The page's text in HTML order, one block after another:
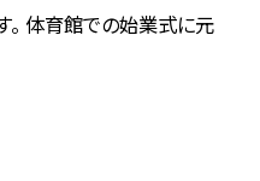
。 体育館での始業式に元